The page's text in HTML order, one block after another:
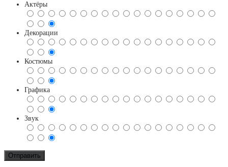
Актёры
Декорации
Костюмы
Графика
Звук